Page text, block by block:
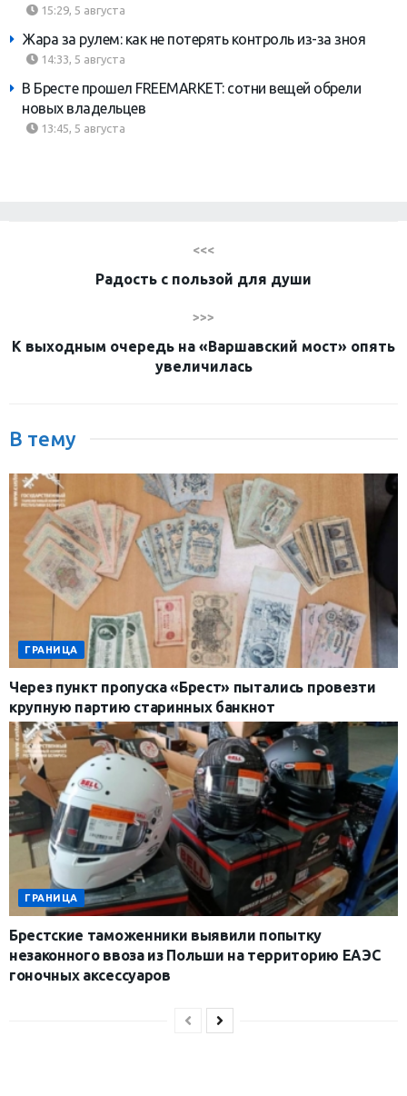
15:29, 5 августа
Жара за рулем: как не потерять контроль из-за зноя
14:33, 5 августа
В Бресте прошел FREEMARKET: сотни вещей обрели
новых владельцев
13:45, 5 августа
<<<
Радость с пользой для души
>>>
К выходным очередь на «Варшавский мост» опять
увеличилась
В тему
ГРАНИЦА
Через пункт пропуска «Брест» пытались провезти
крупную партию старинных банкнот
ГРАНИЦА
Брестские таможенники выявили попытку
незаконного ввоза из Польши на территорию ЕАЭС
гоночных аксессуаров